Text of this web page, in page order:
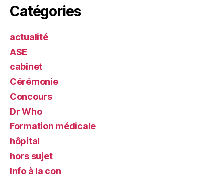
Catégories
actualité
ASE
cabinet
Cérémonie
Concours
Dr Who
Formation médicale
hôpital
hors sujet
Info à la con